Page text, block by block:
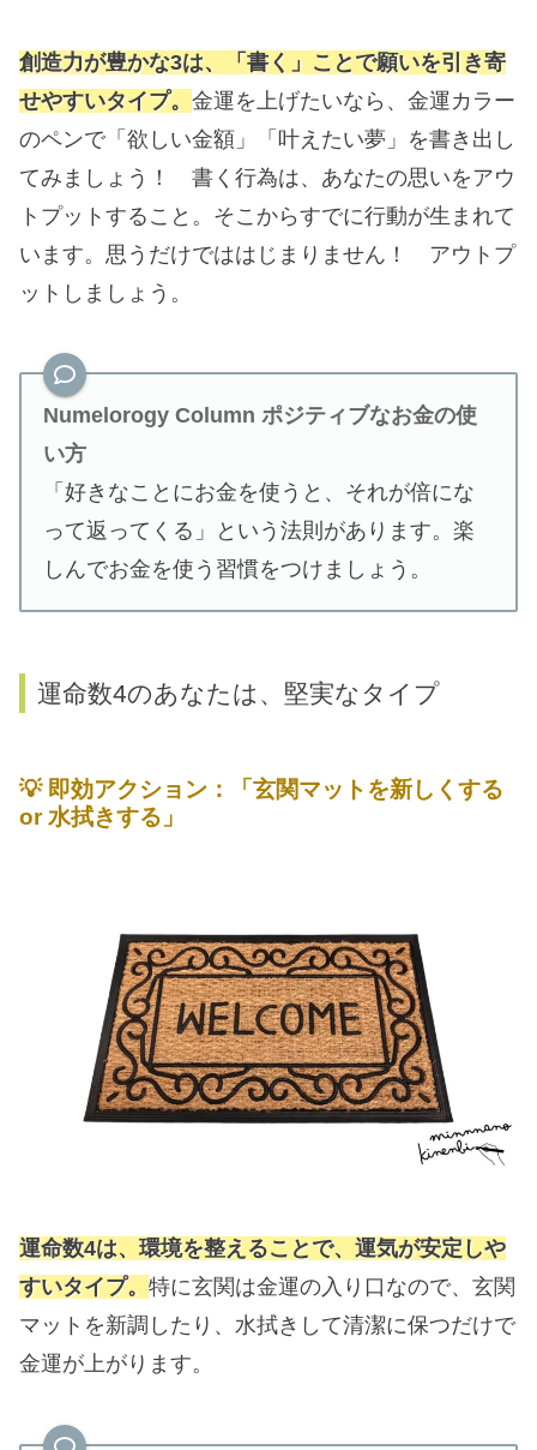
創造力が豊かな3は、「書く」ことで願いを引き寄
せやすいタイプ。 金運を上げたいなら、金運カラー
のペンで「欲しい金額」「叶えたい夢」を書き出し
てみましょう！ 書く行為は、あなたの思いをアウ
トプットすること。そこからすでに行動が生まれて
います。思うだけでははじまりません！ アウトプ
ットしましょう。
Numelorogy Column ポジティブなお金の使
い方
「好きなことにお金を使うと、それが倍にな
って返ってくる」という法則があります。楽
しんでお金を使う習慣をつけましょう。
運命数4のあなたは、堅実なタイプ
💡 即効アクション：「玄関マットを新しくする
or 水拭きする」
運命数4は、環境を整えることで、運気が安定しや
すいタイプ。 特に玄関は金運の入り口なので、玄関
マットを新調したり、水拭きして清潔に保つだけで
金運が上がります。